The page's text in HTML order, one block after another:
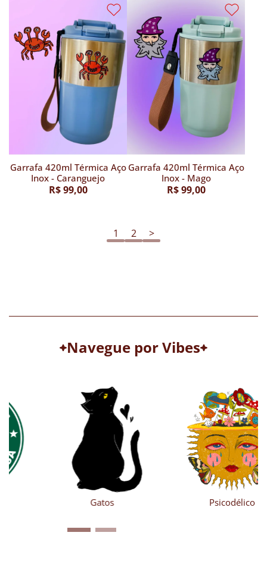
Garrafa 420ml Térmica Aço
Inox - Caranguejo
R$ 99,00
Garrafa 420ml Térmica Aço
Inox - Mago
R$ 99,00
1 2 >
Navegue por Vibes
Psicodélico